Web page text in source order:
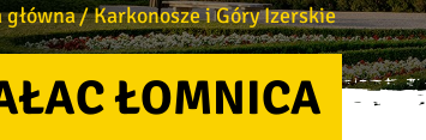
Karkonosze i Góry Izerskie
ŁOMNICA